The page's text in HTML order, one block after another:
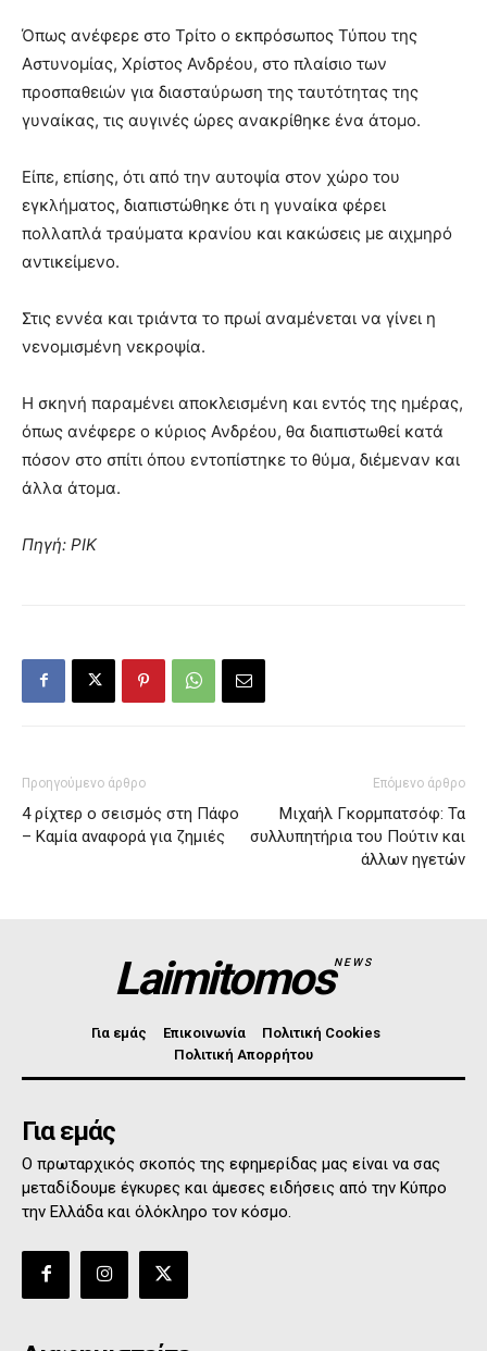
Όπως ανέφερε στο Τρίτο ο εκπρόσωπος Τύπου της
Αστυνομίας, Χρίστος Ανδρέου, στο πλαίσιο των
προσπαθειών για διασταύρωση της ταυτότητας της
γυναίκας, τις αυγινές ώρες ανακρίθηκε ένα άτομο.
Είπε, επίσης, ότι από την αυτοψία στον χώρο του
εγκλήματος, διαπιστώθηκε ότι η γυναίκα φέρει
πολλαπλά τραύματα κρανίου και κακώσεις με αιχμηρό
αντικείμενο.
Στις εννέα και τριάντα το πρωί αναμένεται να γίνει η
νενομισμένη νεκροψία.
Η σκηνή παραμένει αποκλεισμένη και εντός της ημέρας,
όπως ανέφερε ο κύριος Ανδρέου, θα διαπιστωθεί κατά
πόσον στο σπίτι όπου εντοπίστηκε το θύμα, διέμεναν και
άλλα άτομα.
Πηγή: ΡΙΚ
Προηγούμενο άρθρο
4 ρίχτερ ο σεισμός στη Πάφο
– Καμία αναφορά για ζημιές
Επόμενο άρθρο
Μιχαήλ Γκορμπατσόφ: Τα
συλλυπητήρια του Πούτιν και
άλλων ηγετών
LaimitomosNEWS
Για εμάς Επικοινωνία
Πολιτική Cookies
Πολιτική Απορρήτου
Για εμάς
Ο πρωταρχικός σκοπός της εφημερίδας μας είναι να σας
μεταδίδουμε έγκυρες και άμεσες ειδήσεις από την Κύπρο
την Ελλάδα και όλόκληρο τον κόσμο.